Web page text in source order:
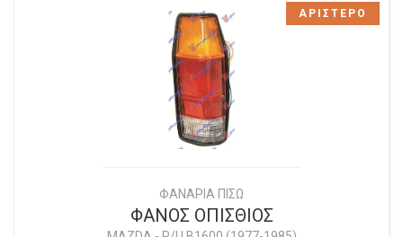
ΦΑΝΑΡΙΑ ΠΙΣΩ
ΦΑΝΟΣ ΟΠΙΣΘΙΟΣ
ΑΡΙΣΤΕΡΟ